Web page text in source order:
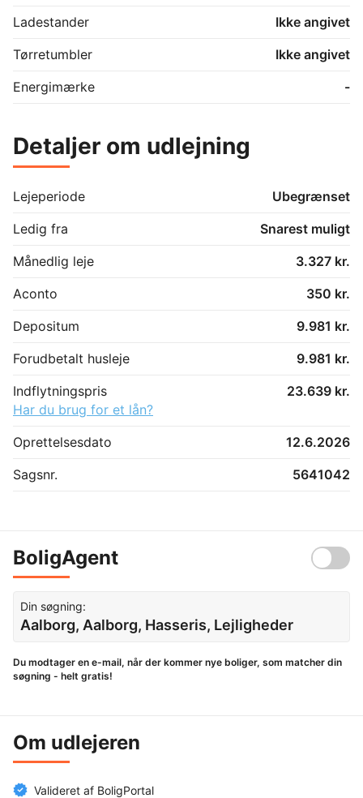
fremvisning, er du velkommen til at kontakte os. Vi ser
Fonden Otiumgaarden.
OBS: Billederne er generelle, og ikke af den specifikke
bolig. Plantegningen er vejelende og kan afvige fra
Ladestander
Ikke angivet
Tørretumbler
Ikke angivet
Energimærke
-
Detaljer om udlejning
Lejeperiode
Ubegrænset
Ledig fra
Snarest muligt
Månedlig leje
3.327 kr.
Aconto
350 kr.
Depositum
9.981 kr.
Forudbetalt husleje
9.981 kr.
Indflytningspris
23.639 kr.
Har du brug for et lån?
Oprettelsesdato
12.6.2026
Sagsnr.
5641042
BoligAgent
Din søgning:
Aalborg, Aalborg, Hasseris, Lejligheder
Du modtager en e-mail, når der kommer nye boliger, som matcher din
søgning - helt gratis!
Om udlejeren
Valideret af BoligPortal